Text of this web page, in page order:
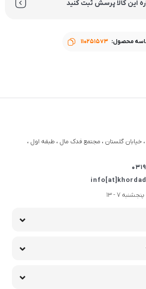
این کالا پرسش ثبت کنید
محصول: 110251573
گلستان ، مجتمع فدک مال ، طبقه اول ،